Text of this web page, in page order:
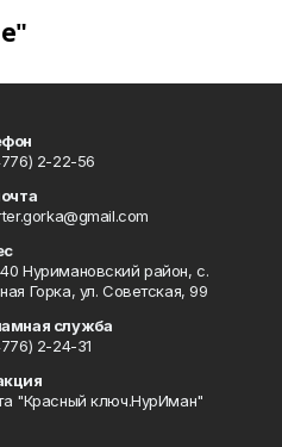
2-22-56
Нуримановский район, с.
Горка, ул. Советская, 99
служба
2-24-31
"Красный ключ.НурИман"